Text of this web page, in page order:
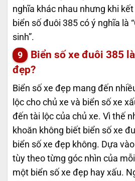
nghĩa khác nhau nhưng khi
biển số đuôi 385 có ý nghĩa là
sinh”.
Biển số xe đuôi 385
đẹp?
Biển số xe đẹp mang đến
lộc cho chủ xe và biển số xe
đến tài lộc của chủ xe. Vì thế
khoăn không biết biển số xe
biển số xe đẹp không. Dựa
tùy theo từng góc nhìn của
một biển số xe đẹp hay xấu.